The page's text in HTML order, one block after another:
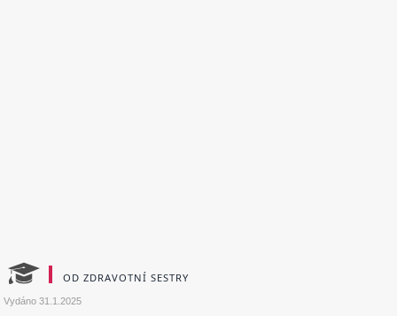
OD ZDRAVOTNÍ SESTRY
Vydáno31.1.2025